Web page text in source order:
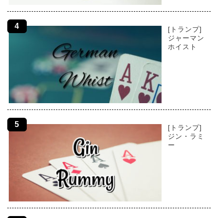
[トランプ]
ジャーマン
ホイスト
[トランプ]
ジン・ラミ
ー